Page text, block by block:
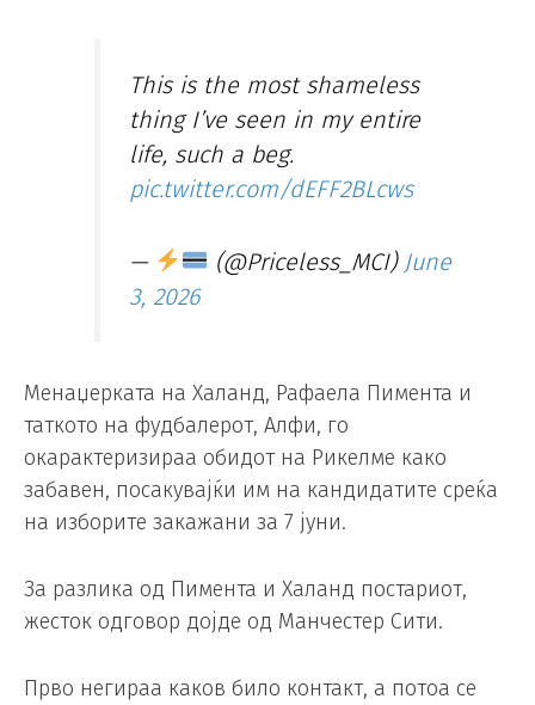
This is the most shameless
thing I’ve seen in my entire
life, such a beg.
pic.twitter.com/dEFF2BLcws
— (@Priceless_MCI) June
3, 2026
Менаџерката на Халанд, Рафаела Пимента и
таткото на фудбалерот, Алфи, го
окарактеризираа обидот на Рикелме како
забавен, посакувајќи им на кандидатите среќа
на изборите закажани за 7 јуни.
За разлика од Пимента и Халанд постариот,
жесток одговор дојде од Манчестер Сити.
Прво негираа каков било контакт, а потоа се